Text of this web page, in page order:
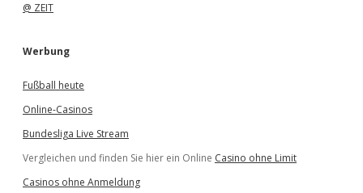
@ ZEIT
Werbung
Fußball heute
Online-Casinos
Bundesliga Live Stream
Vergleichen und finden Sie hier ein Online Casino ohne Limit
Casinos ohne Anmeldung